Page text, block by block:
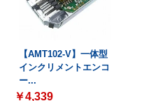
【AMT102-V】一体型
インクリメントエンコ
ー...
￥4,339